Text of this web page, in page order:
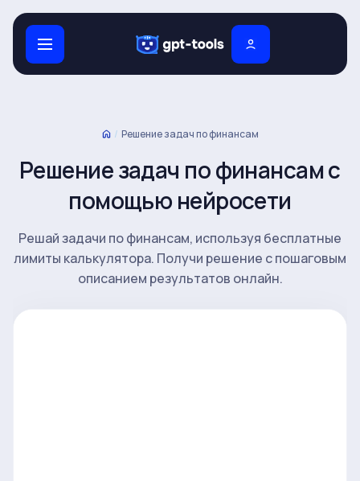
/ Решение задач по финансам
Решение задач по финансам с
помощью нейросети
Решай задачи по финансам, используя бесплатные
лимиты калькулятора. Получи решение с пошаговым
описанием результатов онлайн.